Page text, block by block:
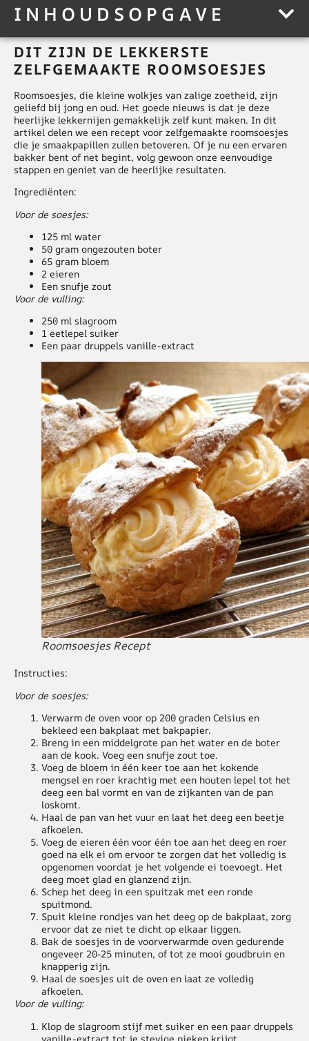
INHOUDSOPGAVE
DIT ZIJN DE LEKKERSTE
ZELFGEMAAKTE ROOMSOESJES
Roomsoesjes, die kleine wolkjes van zalige zoetheid, zijn
geliefd bij jong en oud. Het goede nieuws is dat je deze
heerlijke lekkernijen gemakkelijk zelf kunt maken. In dit
artikel delen we een recept voor zelfgemaakte roomsoesjes
die je smaakpapillen zullen betoveren. Of je nu een ervaren
bakker bent of net begint, volg gewoon onze eenvoudige
stappen en geniet van de heerlijke resultaten.
Ingrediënten:
Voor de soesjes:
125 ml water
50 gram ongezouten boter
65 gram bloem
2 eieren
Een snufje zout
Voor de vulling:
250 ml slagroom
1 eetlepel suiker
Een paar druppels vanille-extract
Roomsoesjes Recept
Instructies:
Voor de soesjes:
Verwarm de oven voor op 200 graden Celsius en
bekleed een bakplaat met bakpapier.
Breng in een middelgrote pan het water en de boter
aan de kook. Voeg een snufje zout toe.
Voeg de bloem in één keer toe aan het kokende
mengsel en roer krachtig met een houten lepel tot het
deeg een bal vormt en van de zijkanten van de pan
loskomt.
Haal de pan van het vuur en laat het deeg een beetje
afkoelen.
Voeg de eieren één voor één toe aan het deeg en roer
goed na elk ei om ervoor te zorgen dat het volledig is
opgenomen voordat je het volgende ei toevoegt. Het
deeg moet glad en glanzend zijn.
Schep het deeg in een spuitzak met een ronde
spuitmond.
Spuit kleine rondjes van het deeg op de bakplaat, zorg
ervoor dat ze niet te dicht op elkaar liggen.
Bak de soesjes in de voorverwarmde oven gedurende
ongeveer 20-25 minuten, of tot ze mooi goudbruin en
knapperig zijn.
Haal de soesjes uit de oven en laat ze volledig
afkoelen.
Voor de vulling:
Klop de slagroom stijf met suiker en een paar druppels
vanille-extract tot je stevige pieken krijgt.